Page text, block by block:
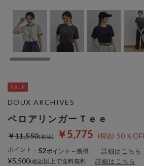
ベロアリンガーＴｅｅ
￥5,775 50％
￥11,550
ポイント ： 52ポイント～獲得 詳細はこちら
DOUX ARCHIVES
¥5,500 以上で送料無料 詳細はこちら